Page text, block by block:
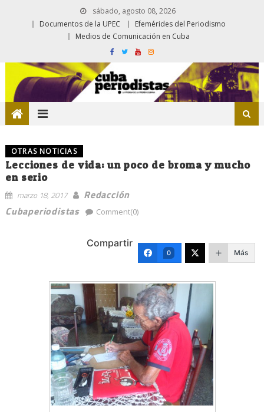
sábado, agosto 08, 2026
Documentos de la UPEC
Efemérides del Periodismo
Medios de Comunicación en Cuba
OTRAS NOTICIAS
Lecciones de vida: un poco de broma y mucho
en serio
marzo 18, 2017
Redacción
Cubaperiodistas
Comment(0)
Compartir
0 Más